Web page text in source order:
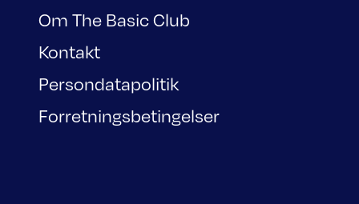
Om The Basic Club
Kontakt
Persondatapolitik
Forretningsbetingelser